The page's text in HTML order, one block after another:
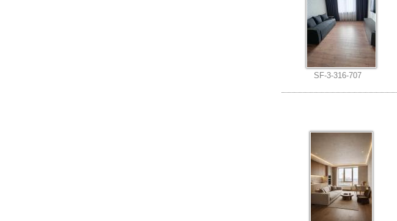
SF-3-316-707